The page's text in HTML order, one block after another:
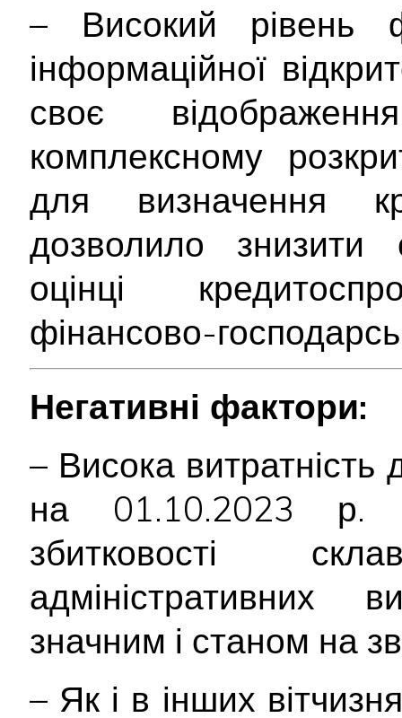
– Високий рівень
інформаційної
своє
комплексному
для визначення
дозволило знизити
оцінці
фінансово-
Негативні фактори:
– Висока витратність
на 01.10.2023 р.
збитковості
адміністративних
значним і станом на
– Як і в інших